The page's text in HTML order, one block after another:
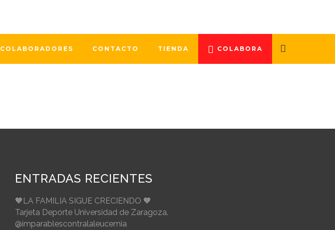
COLABORADORES CONTACTO TIENDA COLABORA
ENTRADAS RECIENTES
🧡LA FAMILIA SIGUE CRECIENDO 🧡
Tarjeta Deporte Universidad de Zaragoza.
@imparablescontralaleucemia